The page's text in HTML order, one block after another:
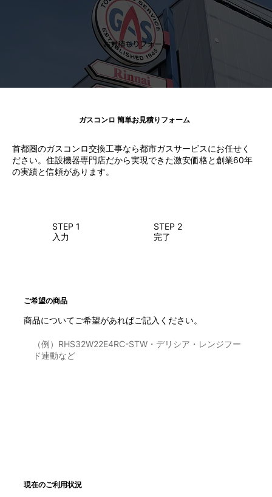
お見積もりフォーム
首都圏のガスコンロ交換工事なら都市ガスサービスにお任せく
ださい。住設機器専門店だから実現できた激安価格と創業60年
の実績と信頼があります。
ガスコンロ 簡単お見積りフォーム
STEP 1
入力
STEP 2
完了
商品についてご希望があればご記入ください。
ご希望の商品
現在のご利用状況